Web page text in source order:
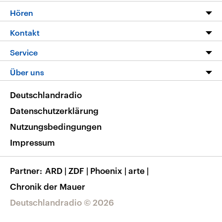
Programm
Die Nachrichten
Nachrichtenleicht
Neue Beiträge auf dlf.de
Hören
Livestream
Podcasts
Deutschlandfunk App
Nachrichten App
Frequenzen
Kontakt
Hörerservice
Service
FAQ
Veranstaltungen
Musikliste
RSS
Über uns
Barrierefreiheit
Deutschlandradio © 2026
Deutschlandradio
Datenschutzerklärung
Nutzungsbedingungen
Impressum
Partner ARD | ZDF | Phoenix | arte |
Chronik der Mauer